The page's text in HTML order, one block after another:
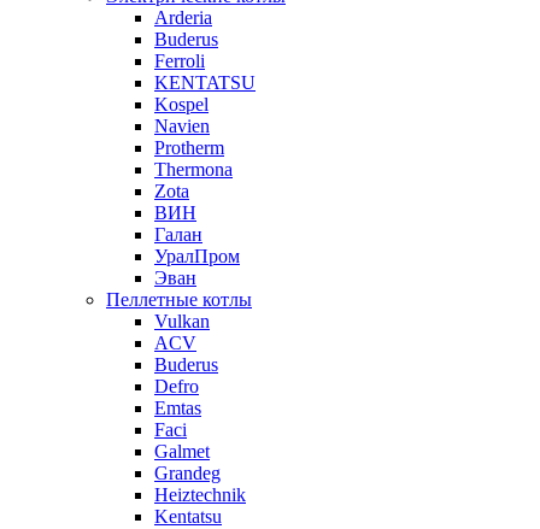
Arderia
Buderus
Ferroli
KENTATSU
Kospel
Navien
Protherm
Thermona
Zota
ВИН
Галан
УралПром
Эван
Пеллетные котлы
Vulkan
ACV
Buderus
Defro
Emtas
Faci
Galmet
Grandeg
Heiztechnik
Kentatsu